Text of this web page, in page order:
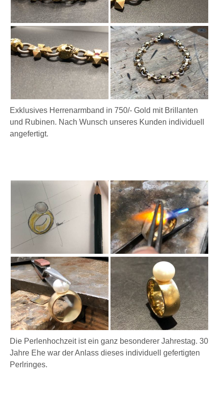
Exklusives Herrenarmband in 750/- Gold mit Brillanten
und Rubinen. Nach Wunsch unseres Kunden individuell
angefertigt.
Die Perlenhochzeit ist ein ganz besonderer Jahrestag. 30
Jahre Ehe war der Anlass dieses individuell gefertigten
Perlringes.